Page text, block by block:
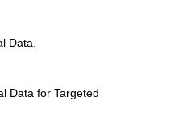
Data.
Data for Targeted
20:00